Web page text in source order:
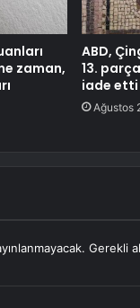
zaman,
ABD,
13.
iade etti
Ağustos
Gerekli